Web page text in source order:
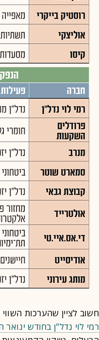
חשוב לציין שהערכות
רמי לוי נדל"ן בחודש ינואר